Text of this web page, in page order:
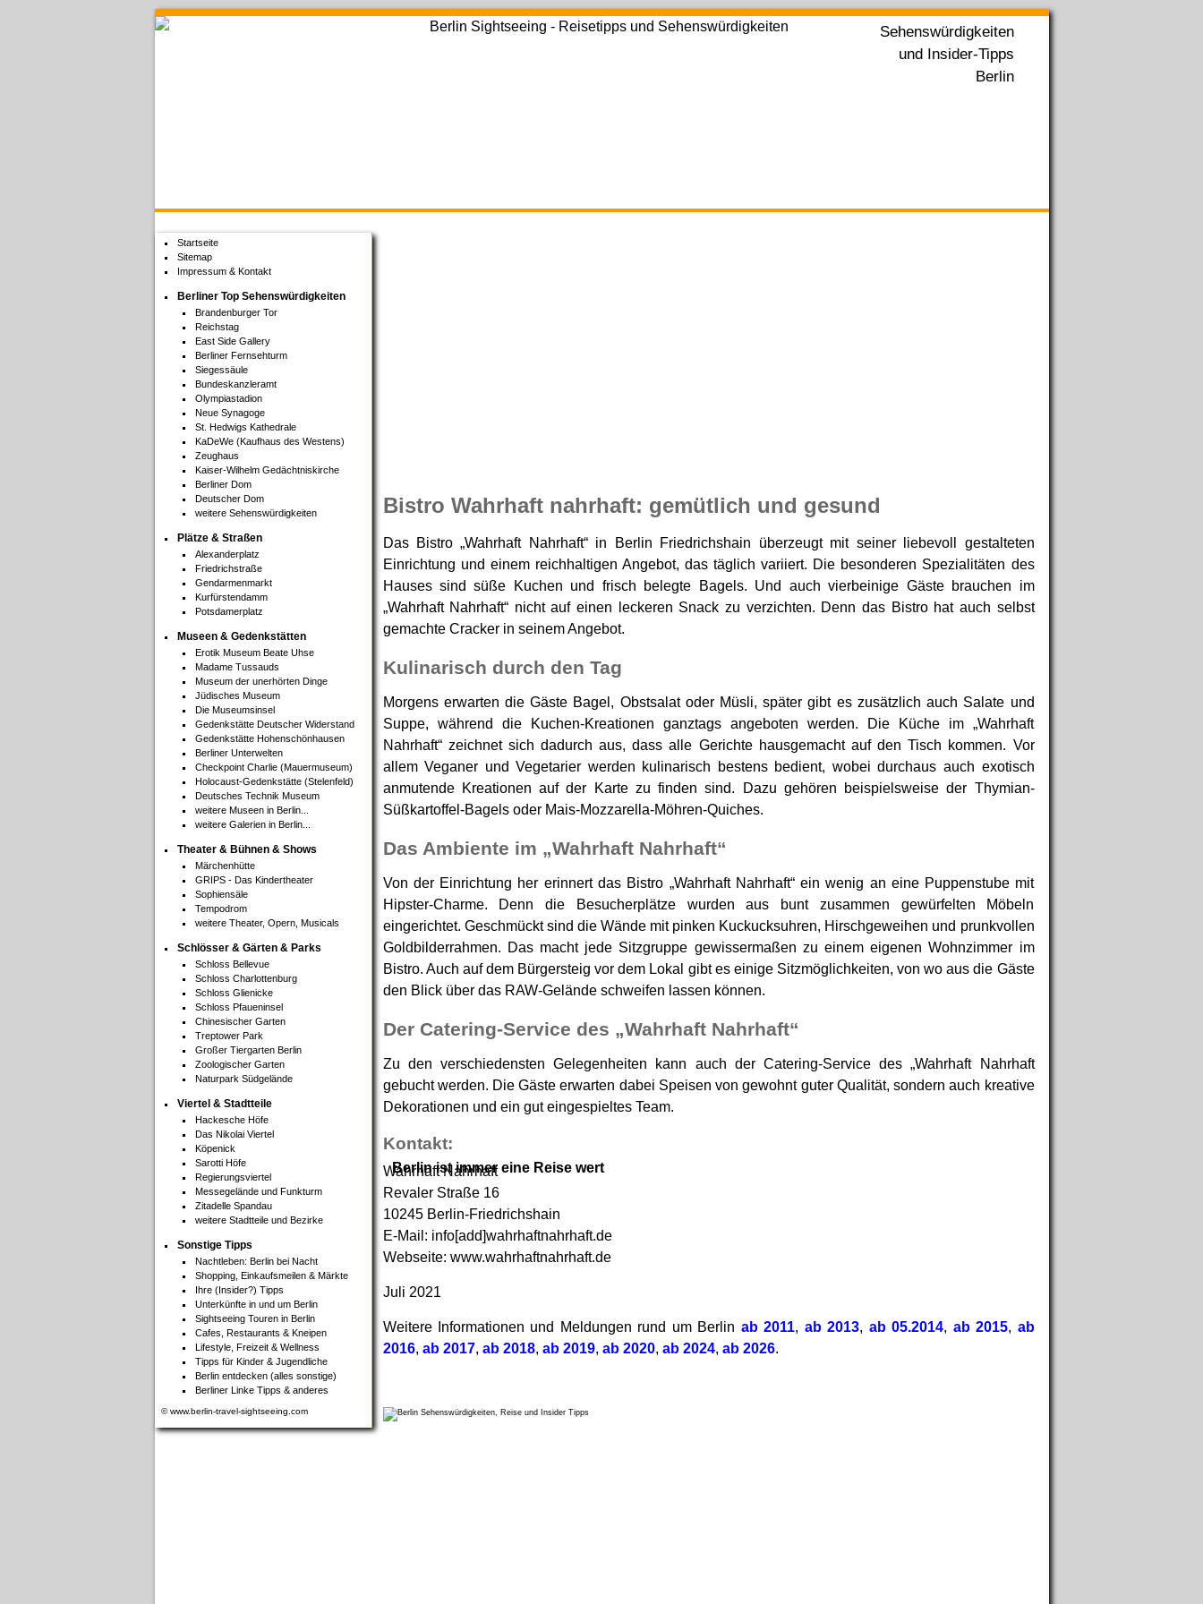
Sehenswürdigkeiten
und Insider-Tipps
Berlin
Bistro Wahrhaft nahrhaft: gemütlich und gesund
Das Bistro „Wahrhaft Nahrhaft“ in Berlin Friedrichshain überzeugt mit seiner liebevoll gestalteten
Einrichtung und einem reichhaltigen Angebot, das täglich variiert. Die besonderen Spezialitäten des
Hauses sind süße Kuchen und frisch belegte Bagels. Und auch vierbeinige Gäste brauchen im
„Wahrhaft Nahrhaft“ nicht auf einen leckeren Snack zu verzichten. Denn das Bistro hat auch selbst
gemachte Cracker in seinem Angebot.
Kulinarisch durch den Tag
Morgens erwarten die Gäste Bagel, Obstsalat oder Müsli, später gibt es zusätzlich auch Salate und
Suppe, während die Kuchen-Kreationen ganztags angeboten werden. Die Küche im „Wahrhaft
Nahrhaft“ zeichnet sich dadurch aus, dass alle Gerichte hausgemacht auf den Tisch kommen. Vor
allem Veganer und Vegetarier werden kulinarisch bestens bedient, wobei durchaus auch exotisch
anmutende Kreationen auf der Karte zu finden sind. Dazu gehören beispielsweise der Thymian-
Süßkartoffel-Bagels oder Mais-Mozzarella-Möhren-Quiches.
Das Ambiente im „Wahrhaft Nahrhaft“
Von der Einrichtung her erinnert das Bistro „Wahrhaft Nahrhaft“ ein wenig an eine Puppenstube mit
Hipster-Charme. Denn die Besucherplätze wurden aus bunt zusammen gewürfelten Möbeln
eingerichtet. Geschmückt sind die Wände mit pinken Kuckucksuhren, Hirschgeweihen und prunkvollen
Goldbilderrahmen. Das macht jede Sitzgruppe gewissermaßen zu einem eigenen Wohnzimmer im
Bistro. Auch auf dem Bürgersteig vor dem Lokal gibt es einige Sitzmöglichkeiten, von wo aus die Gäste
den Blick über das RAW-Gelände schweifen lassen können.
Der Catering-Service des „Wahrhaft Nahrhaft“
Zu den verschiedensten Gelegenheiten kann auch der Catering-Service des „Wahrhaft Nahrhaft
gebucht werden. Die Gäste erwarten dabei Speisen von gewohnt guter Qualität, sondern auch kreative
Dekorationen und ein gut eingespieltes Team.
Kontakt:
Wahrhaft Nahrhaft
Revaler Straße 16
10245 Berlin-Friedrichshain
E-Mail: info[add]wahrhaftnahrhaft.de
Webseite: www.wahrhaftnahrhaft.de
Juli 2021
Weitere Informationen und Meldungen rund um Berlin ab 2011, ab 2013, ab 05.2014, ab 2015, ab
2016, ab 2017, ab 2018, ab 2019, ab 2020, ab 2024, ab 2026.
Berlin ist immer eine Reise wert
Startseite
Sitemap
Impressum & Kontakt
Berliner Top Sehenswürdigkeiten
Brandenburger Tor
Reichstag
East Side Gallery
Berliner Fernsehturm
Siegessäule
Bundeskanzleramt
Olympiastadion
Neue Synagoge
St. Hedwigs Kathedrale
KaDeWe (Kaufhaus des Westens)
Zeughaus
Kaiser-Wilhelm Gedächtniskirche
Berliner Dom
Deutscher Dom
weitere Sehenswürdigkeiten
Plätze & Straßen
Alexanderplatz
Friedrichstraße
Gendarmenmarkt
Kurfürstendamm
Potsdamerplatz
Museen & Gedenkstätten
Erotik Museum Beate Uhse
Madame Tussauds
Museum der unerhörten Dinge
Jüdisches Museum
Die Museumsinsel
Gedenkstätte Deutscher Widerstand
Gedenkstätte Hohenschönhausen
Berliner Unterwelten
Checkpoint Charlie (Mauermuseum)
Holocaust-Gedenkstätte (Stelenfeld)
Deutsches Technik Museum
weitere Museen in Berlin...
weitere Galerien in Berlin...
Theater & Bühnen & Shows
Märchenhütte
GRIPS - Das Kindertheater
Sophiensäle
Tempodrom
weitere Theater, Opern, Musicals
Schlösser & Gärten & Parks
Schloss Bellevue
Schloss Charlottenburg
Schloss Glienicke
Schloss Pfaueninsel
Chinesischer Garten
Treptower Park
Großer Tiergarten Berlin
Zoologischer Garten
Naturpark Südgelände
Viertel & Stadtteile
Hackesche Höfe
Das Nikolai Viertel
Köpenick
Sarotti Höfe
Regierungsviertel
Messegelände und Funkturm
Zitadelle Spandau
weitere Stadtteile und Bezirke
Sonstige Tipps
Nachtleben: Berlin bei Nacht
Shopping, Einkaufsmeilen & Märkte
Ihre (Insider?) Tipps
Unterkünfte in und um Berlin
Sightseeing Touren in Berlin
Cafes, Restaurants & Kneipen
Lifestyle, Freizeit & Wellness
Tipps für Kinder & Jugendliche
Berlin entdecken (alles sonstige)
Berliner Linke Tipps & anderes
© www.berlin-travel-sightseeing.com